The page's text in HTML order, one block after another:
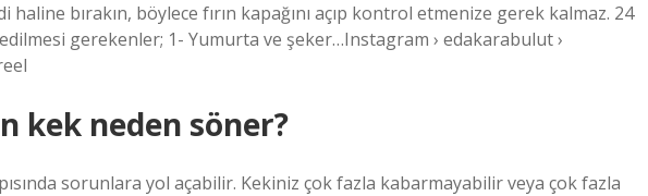
bırakın, böylece fırın kapağını açıp kontrol etmenize gerek kalmaz. 24
gerekenler; 1- Yumurta ve şeker…Instagram › edakarabulut ›
kek neden söner?
sorunlara yol açabilir. Kekiniz çok fazla kabarmayabilir veya çok fazla